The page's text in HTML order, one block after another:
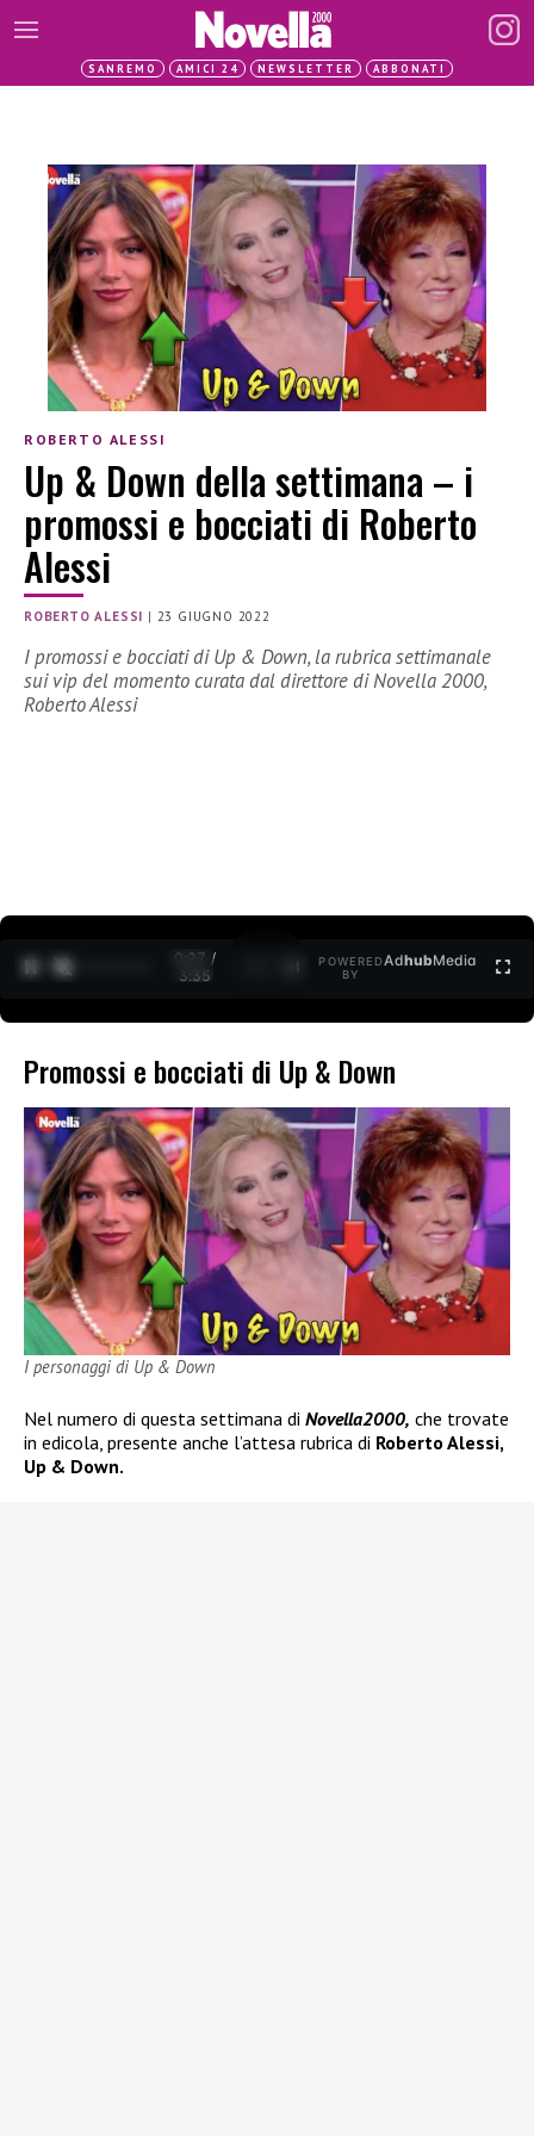
SANREMO AMICI 24 NEWSLETTER ABBONATI
ROBERTO ALESSI
Up & Down della settimana – i
promossi e bocciati di Roberto
Alessi
ROBERTO ALESSI | 23 GIUGNO 2022
I promossi e bocciati di Up & Down, la rubrica settimanale
sui vip del momento curata dal direttore di Novella 2000,
Roberto Alessi
0:28 /
3:35
POWERED
BY
AdhubMedia
Promossi e bocciati di Up & Down
I personaggi di Up & Down
Nel numero di questa settimana di Novella2000, che trovate
in edicola, presente anche l’attesa rubrica di Roberto Alessi,
Up & Down.